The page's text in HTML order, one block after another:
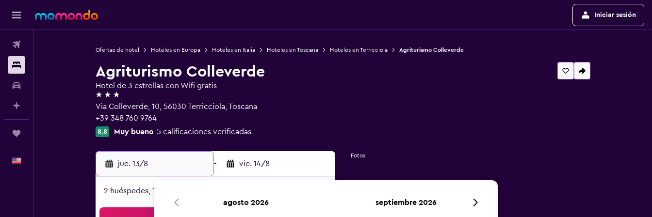
Iniciar sesión
Ofertas de hotel Hoteles en Europa Hoteles en Italia Hoteles en Toscana Hoteles en Terricciola Agriturismo Colleverde
Agriturismo Colleverde
Hotel de 3 estrellas con Wifi gratis
3 estrellas
Via Colleverde, 10, 56030 Terricciola, Toscana
+39 348 760 9764
8,8 Muy bueno 5 calificaciones verificadas
jue. 13/8 - vie. 14/8
2 huéspedes, 1 habitación
Fotos
agosto 2026 septiembre 2026